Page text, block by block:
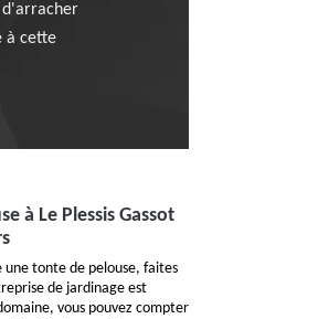
d'arracher
à cette
à Le Plessis Gassot
une tonte de pelouse, faites
de jardinage est
vous pouvez compter